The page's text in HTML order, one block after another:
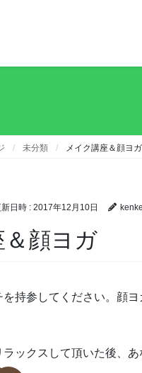
未分類 メイク講座＆顔ヨガ
日時 : 2017年12月10日
＆顔ヨガ
持参してください。顔
ックスして頂いた後、